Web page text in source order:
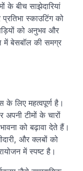
के बीच साझेदारियां
स्काउटिंग को
को अनुभव और
में बेसबॉल की समग्र
के लिए महत्वपूर्ण है।
टीमों के चारों
को बढ़ावा देते हैं।
और क्लबों को
में स्पष्ट है।